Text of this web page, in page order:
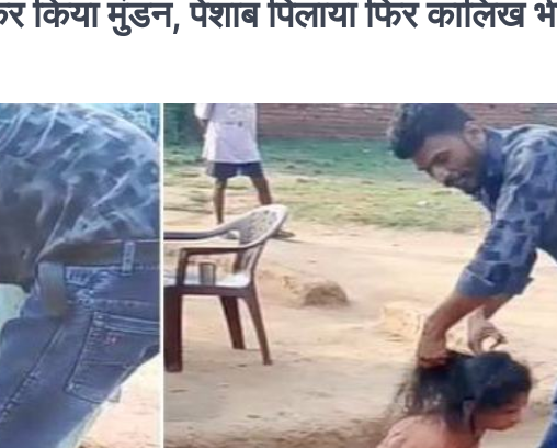
मुंडन, पेशाब पिलाया फिर कालिख